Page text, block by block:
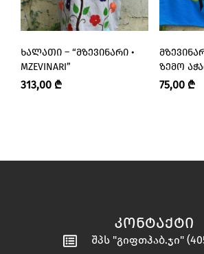
ᲮᲐᲚᲐᲗᲘ – “ᲛᲖᲔᲕᲘᲜᲐᲠᲘ •
MZEVINARI”
313,00 ₾
ᲖᲔᲛᲝ
75,00 ₾
ᲙᲝᲜᲢᲐᲥᲢᲘ
შპს "გიფთჰაბ.ჯი"